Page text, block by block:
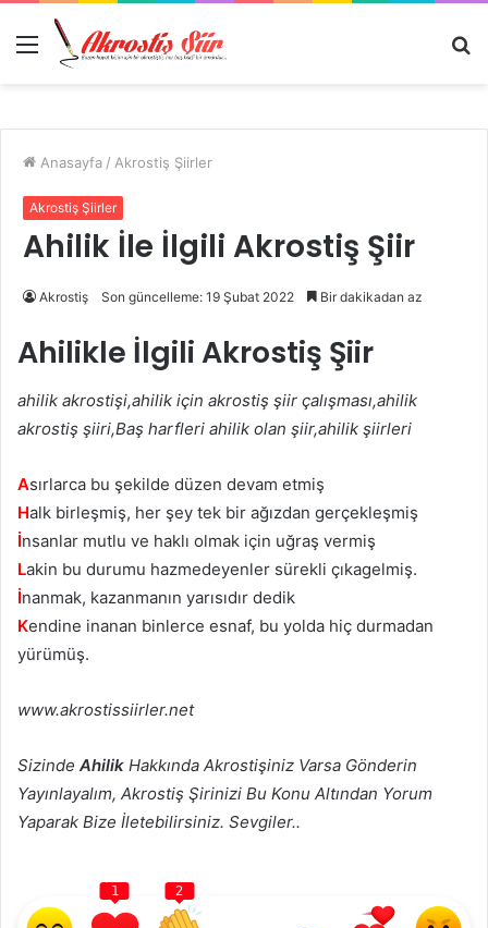
Menü
Anasayfa / Akrostiş Şiirler
Akrostiş Şiirler
Ahilik İle İlgili Akrostiş Şiir
Akrostiş Son güncelleme: 19 Şubat 2022 Bir dakikadan az
Ahilikle İlgili Akrostiş Şiir
ahilik akrostişi,ahilik için akrostiş şiir çalışması,ahilik
akrostiş şiiri,Baş harfleri ahilik olan şiir,ahilik şiirleri
Asırlarca bu şekilde düzen devam etmiş
Halk birleşmiş, her şey tek bir ağızdan gerçekleşmiş
İnsanlar mutlu ve haklı olmak için uğraş vermiş
Lakin bu durumu hazmedeyenler sürekli çıkagelmiş.
İnanmak, kazanmanın yarısıdır dedik
Kendine inanan binlerce esnaf, bu yolda hiç durmadan
yürümüş.
www.akrostissiirler.net
Sizinde Ahilik Hakkında Akrostişiniz Varsa Gönderin
Yayınlayalım, Akrostiş Şirinizi Bu Konu Altından Yorum
Yaparak Bize İletebilirsiniz. Sevgiler..
1 2